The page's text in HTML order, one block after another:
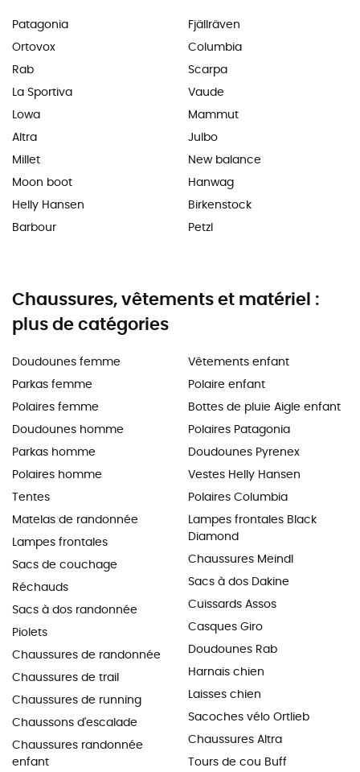
Patagonia
Ortovox
Rab
La Sportiva
Lowa
Altra
Millet
Moon boot
Helly Hansen
Barbour
Fjällräven
Columbia
Scarpa
Vaude
Mammut
Julbo
New balance
Hanwag
Birkenstock
Petzl
Chaussures, vêtements et matériel :
plus de catégories
Doudounes femme
Parkas femme
Polaires femme
Doudounes homme
Parkas homme
Polaires homme
Tentes
Matelas de randonnée
Lampes frontales
Sacs de couchage
Réchauds
Sacs à dos randonnée
Piolets
Chaussures de randonnée
Chaussures de trail
Chaussures de running
Chaussons d'escalade
Chaussures randonnée
enfant
Vêtements enfant
Polaire enfant
Bottes de pluie Aigle enfant
Polaires Patagonia
Doudounes Pyrenex
Vestes Helly Hansen
Polaires Columbia
Lampes frontales Black
Diamond
Chaussures Meindl
Sacs à dos Dakine
Cuissards Assos
Casques Giro
Doudounes Rab
Harnais chien
Laisses chien
Sacoches vélo Ortlieb
Chaussures Altra
Tours de cou Buff